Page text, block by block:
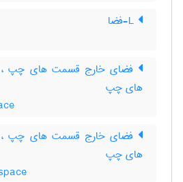
فضای خارج قسمت های چپ
های چپ
فضای خارج قسمت های چپ
های چپ